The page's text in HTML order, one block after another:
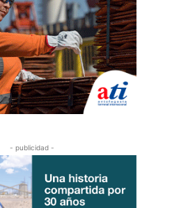
- publicidad -